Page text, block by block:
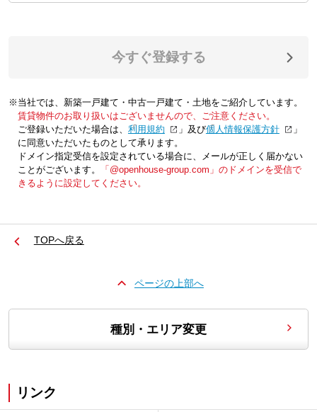
今すぐ登録する
※当社では、新築一戸建て・中古一戸建て・土地をご紹介しています。
賃貸物件のお取り扱いはございませんので、ご注意ください。
ご登録いただいた場合は、「利用規約 」及び「個人情報保護方針
」
に同意いただいたものとして承ります。
ドメイン指定受信を設定されている場合に、メールが正しく届かない
ことがございます。
「@openhouse-group.com」のドメインを受信で
きるように設定してください。
TOPへ戻る
ページの上部へ
種別・エリア変更
リンク